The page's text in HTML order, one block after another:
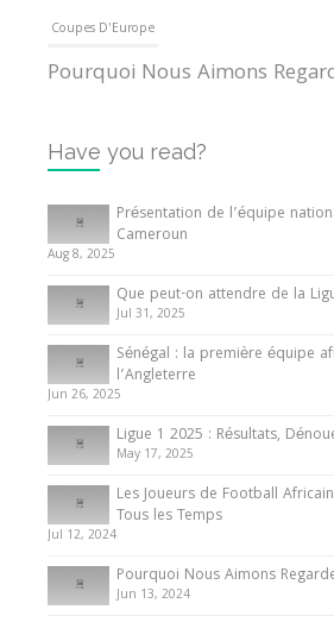
Coupes D'Europe
Pourquoi Nous Aimons
Internationales
Tout ce que vous devez
d’Afrique des Nations
10 May 2024
Internationales
Présentation de l’équipe
du Cameroun
8 August 2025
Have you read?
Présentation de l’équipe
Cameroun
Aug 8, 2025
Que peut-on attendre de la
Jul 31, 2025
Sénégal : la première équipe
l’Angleterre
Jun 26, 2025
Ligue 1 2025 : Résultats,
May 17, 2025
Les Joueurs de Football
Tous les Temps
Jul 12, 2024
Pourquoi Nous Aimons
Jun 13, 2024